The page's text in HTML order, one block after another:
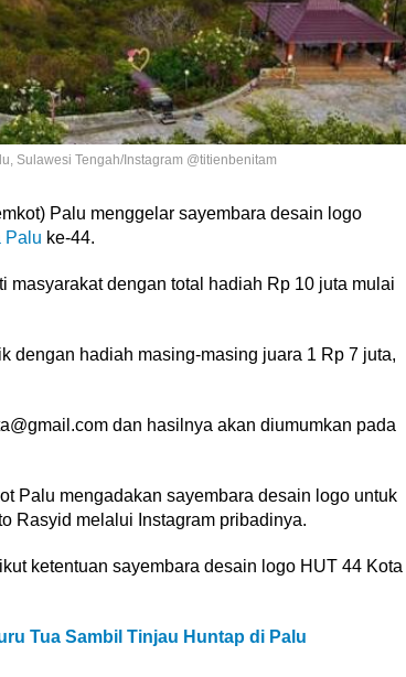
Sulawesi Tengah/Instagram @titienbenitam
Palu menggelar sayembara desain logo
Palu ke-44.
masyarakat dengan total hadiah Rp 10 juta mulai
dengan hadiah masing-masing juara 1 Rp 7 juta,
dan hasilnya akan diumumkan pada
Palu mengadakan sayembara desain logo untuk
Rasyid melalui Instagram pribadinya.
ketentuan sayembara desain logo HUT 44 Kota
Tua Sambil Tinjau Huntap di Palu